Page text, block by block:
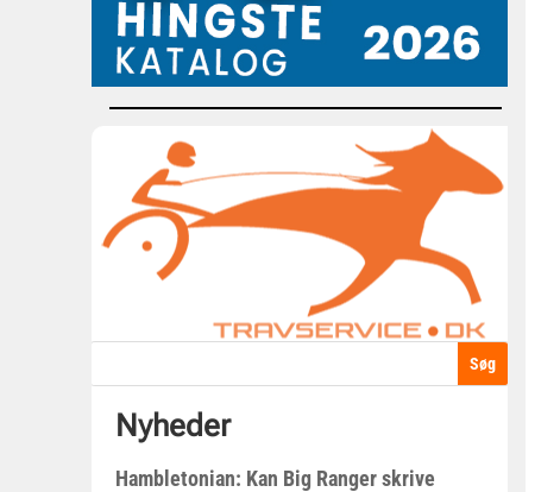
Nyheder
Hambletonian: Kan Big Ranger skrive